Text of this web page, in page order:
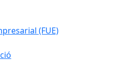
(FUE)